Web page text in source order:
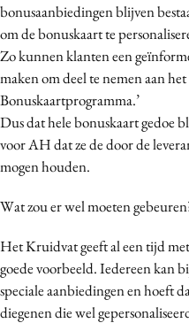
bonusaanbiedingen blijven
om de bonuskaart te
Zo kunnen klanten een
maken om deel te nemen aan
Bonuskaartprogramma.’
Dus dat hele bonuskaart gedoe
voor AH dat ze de door de
mogen houden.
Wat zou er wel moeten
Het Kruidvat geeft al een tijd
goede voorbeeld. Iedereen kan
speciale aanbiedingen en hoeft
diegenen die wel